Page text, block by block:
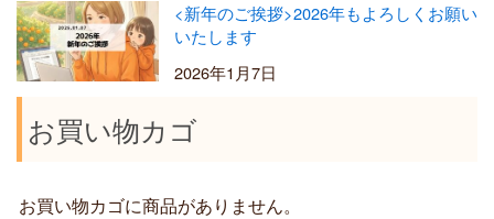
<新年のご挨拶>2026年もよろしくお願い
いたします
2026年1月7日
お買い物カゴ
お買い物カゴに商品がありません。